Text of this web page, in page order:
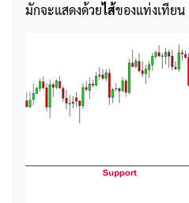
มักจะแสดงด้วยไส้ของแท่งเทียน